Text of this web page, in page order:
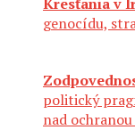
genocídu,
politický
nad